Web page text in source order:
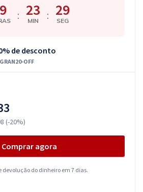
: 23
MIN : 28
SEG
de desconto
GRAN20-OFF
(-20%)
Comprar agora
devolução do dinheiro em 7 dias.